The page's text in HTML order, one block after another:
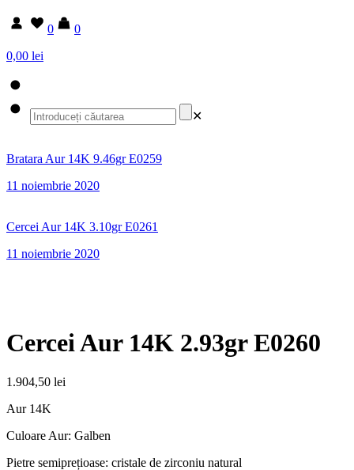
0
0
0,00 lei
✕
Bratara Aur 14K 9.46gr E0259
11 noiembrie 2020
Cercei Aur 14K 3.10gr E0261
11 noiembrie 2020
Cercei Aur 14K 2.93gr E0260
1.904,50 lei
Aur 14K
Culoare Aur: Galben
Pietre semiprețioase: cristale de zirconiu natural